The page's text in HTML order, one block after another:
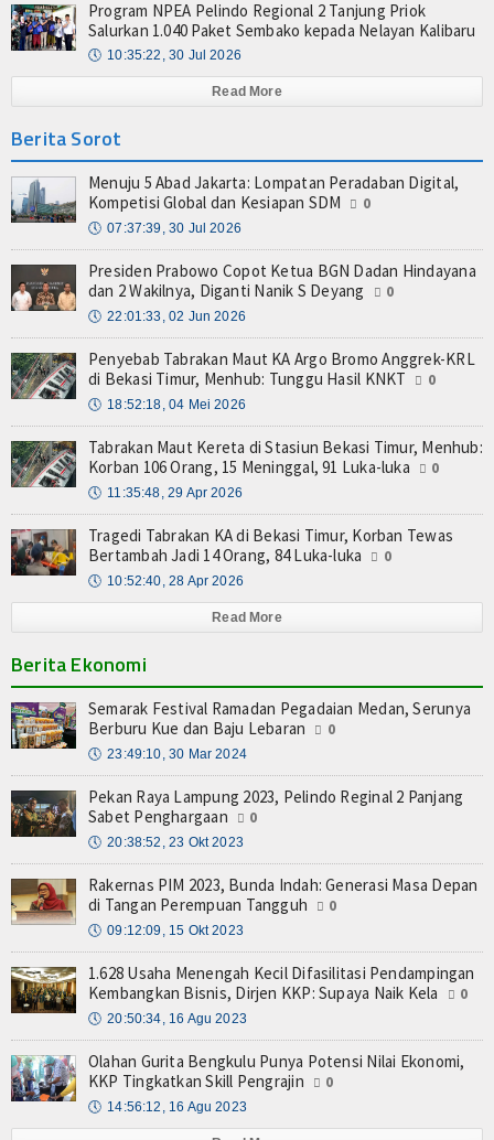
Program NPEA Pelindo Regional 2 Tanjung Priok
Salurkan 1.040 Paket Sembako kepada Nelayan Kalibaru
🕔 10:35:22, 30 Jul 2026
Read More
Berita Sorot
Menuju 5 Abad Jakarta: Lompatan Peradaban Digital,
Kompetisi Global dan Kesiapan SDM
0
🕔 07:37:39, 30 Jul 2026
Presiden Prabowo Copot Ketua BGN Dadan Hindayana
dan 2 Wakilnya, Diganti Nanik S Deyang
0
🕔 22:01:33, 02 Jun 2026
Penyebab Tabrakan Maut KA Argo Bromo Anggrek-KRL
di Bekasi Timur, Menhub: Tunggu Hasil KNKT
0
🕔 18:52:18, 04 Mei 2026
Tabrakan Maut Kereta di Stasiun Bekasi Timur, Menhub:
Korban 106 Orang, 15 Meninggal, 91 Luka-luka
0
🕔 11:35:48, 29 Apr 2026
Tragedi Tabrakan KA di Bekasi Timur, Korban Tewas
Bertambah Jadi 14 Orang, 84 Luka-luka
0
🕔 10:52:40, 28 Apr 2026
Read More
Berita Ekonomi
Semarak Festival Ramadan Pegadaian Medan, Serunya
Berburu Kue dan Baju Lebaran
0
🕔 23:49:10, 30 Mar 2024
Pekan Raya Lampung 2023, Pelindo Reginal 2 Panjang
Sabet Penghargaan
0
🕔 20:38:52, 23 Okt 2023
Rakernas PIM 2023, Bunda Indah: Generasi Masa Depan
di Tangan Perempuan Tangguh
0
🕔 09:12:09, 15 Okt 2023
1.628 Usaha Menengah Kecil Difasilitasi Pendampingan
Kembangkan Bisnis, Dirjen KKP: Supaya Naik Kela
0
🕔 20:50:34, 16 Agu 2023
Olahan Gurita Bengkulu Punya Potensi Nilai Ekonomi,
KKP Tingkatkan Skill Pengrajin
0
🕔 14:56:12, 16 Agu 2023